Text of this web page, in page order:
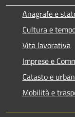
Anagrafe e
Cultura e
Vita lavorativa
Imprese e
Catasto e
Mobilità e